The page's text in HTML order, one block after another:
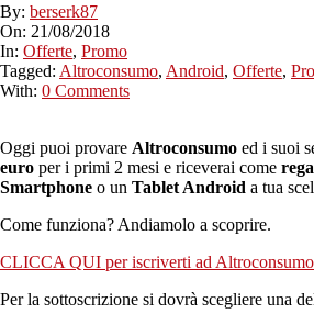
By: berserk87
On: 21/08/2018
In: Offerte, Promo
Tagged: Altroconsumo, Android, Offerte,
With: 0 Comments
Oggi puoi provare Altroconsumo ed i suoi
euro per i primi 2 mesi e riceverai come
Smartphone o un Tablet Android a tua
Come funziona? Andiamolo a scoprire.
CLICCA QUI per iscriverti ad
Per la sottoscrizione si dovrà scegliere una